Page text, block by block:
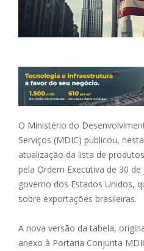
O Ministério do
Serviços (MDIC) publicou,
atualização da lista de
pela Ordem Executiva de 30
governo dos Estados Unidos,
sobre exportações brasileiras.
A nova versão da tabela,
anexo à Portaria Conjunta